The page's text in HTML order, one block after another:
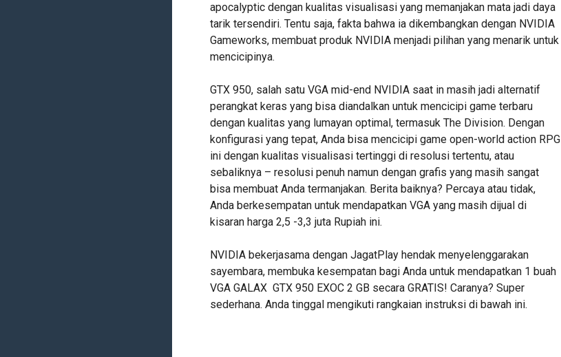
apocalyptic dengan kualitas visualisasi yang memanjakan mata jadi daya
tarik tersendiri. Tentu saja, fakta bahwa ia dikembangkan dengan NVIDIA
Gameworks, membuat produk NVIDIA menjadi pilihan yang menarik untuk
mencicipinya.
GTX 950, salah satu VGA mid-end NVIDIA saat in masih jadi alternatif
perangkat keras yang bisa diandalkan untuk mencicipi game terbaru
dengan kualitas yang lumayan optimal, termasuk The Division. Dengan
konfigurasi yang tepat, Anda bisa mencicipi game open-world action RPG
ini dengan kualitas visualisasi tertinggi di resolusi tertentu, atau
sebaliknya – resolusi penuh namun dengan grafis yang masih sangat
bisa membuat Anda termanjakan. Berita baiknya? Percaya atau tidak,
Anda berkesempatan untuk mendapatkan VGA yang masih dijual di
kisaran harga 2,5 -3,3 juta Rupiah ini.
NVIDIA bekerjasama dengan JagatPlay hendak menyelenggarakan
sayembara, membuka kesempatan bagi Anda untuk mendapatkan 1 buah
VGA GALAX GTX 950 EXOC 2 GB secara GRATIS! Caranya? Super
sederhana. Anda tinggal mengikuti rangkaian instruksi di bawah ini.